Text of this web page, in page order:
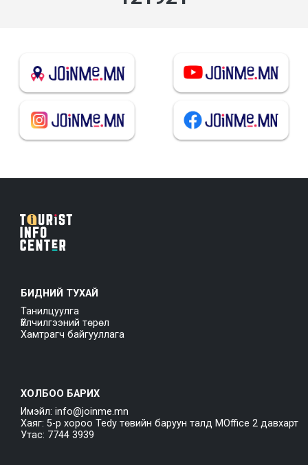
БИДНИЙ ТУХАЙ
Танилцуулга
Үйлчилгээний төрөл
Хамтрагч байгууллага
ХОЛБОО БАРИХ
Имэйл: info@joinme.mn
Хаяг: 5-р хороо Tedy төвийн баруун талд MOffice 2 давхарт
Утас: 7744 3939